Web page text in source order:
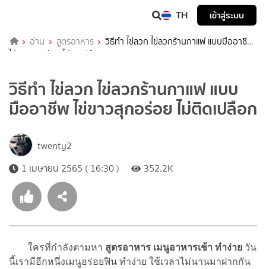
TH เข้าสู่ระบบ
อ่าน สูตรอาหาร
วิธีทำ ไข่ลวก ไข่ลวกร้านกาแฟ แบบมืออาชีพ
ไข่ขาวสุกอร่อย ไม่ติดเปลือก
วิธีทำ ไข่ลวก ไข่ลวกร้านกาแฟ แบบ
มืออาชีพ ไข่ขาวสุกอร่อย ไม่ติดเปลือก
twenty2
1 เมษายน 2565 ( 16:30 )
352.2K
ใครที่กำลังตามหา สูตรอาหาร เมนูอาหารเช้า ทำง่าย วัน
นี้เรามีอีกหนึ่งเมนูอร่อยฟิน ทำง่าย ใช้เวลาไม่นานมาฝากกัน